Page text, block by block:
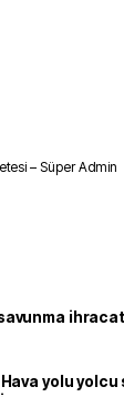
– Süper Admin
yolu yolcu